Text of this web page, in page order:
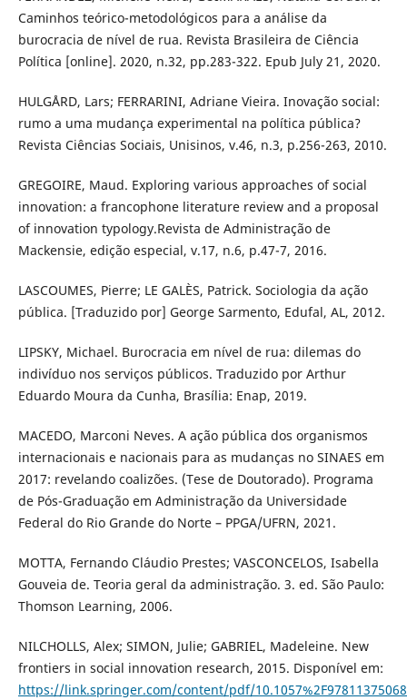
Caminhos teórico-metodológicos para a análise da
burocracia de nível de rua. Revista Brasileira de Ciência
Política [online]. 2020, n.32, pp.283-322. Epub July 21, 2020.
HULGÅRD, Lars; FERRARINI, Adriane Vieira. Inovação social:
rumo a uma mudança experimental na política pública?
Revista Ciências Sociais, Unisinos, v.46, n.3, p.256-263, 2010.
GREGOIRE, Maud. Exploring various approaches of social
innovation: a francophone literature review and a proposal
of innovation typology.Revista de Administração de
Mackensie, edição especial, v.17, n.6, p.47-7, 2016.
LASCOUMES, Pierre; LE GALÈS, Patrick. Sociologia da ação
pública. [Traduzido por] George Sarmento, Edufal, AL, 2012.
LIPSKY, Michael. Burocracia em nível de rua: dilemas do
indivíduo nos serviços públicos. Traduzido por Arthur
Eduardo Moura da Cunha, Brasília: Enap, 2019.
MACEDO, Marconi Neves. A ação pública dos organismos
internacionais e nacionais para as mudanças no SINAES em
2017: revelando coalizões. (Tese de Doutorado). Programa
de Pós-Graduação em Administração da Universidade
Federal do Rio Grande do Norte – PPGA/UFRN, 2021.
MOTTA, Fernando Cláudio Prestes; VASCONCELOS, Isabella
Gouveia de. Teoria geral da administração. 3. ed. São Paulo:
Thomson Learning, 2006.
NILCHOLLS, Alex; SIMON, Julie; GABRIEL, Madeleine. New
frontiers in social innovation research, 2015. Disponível em:
https://link.springer.com/content/pdf/